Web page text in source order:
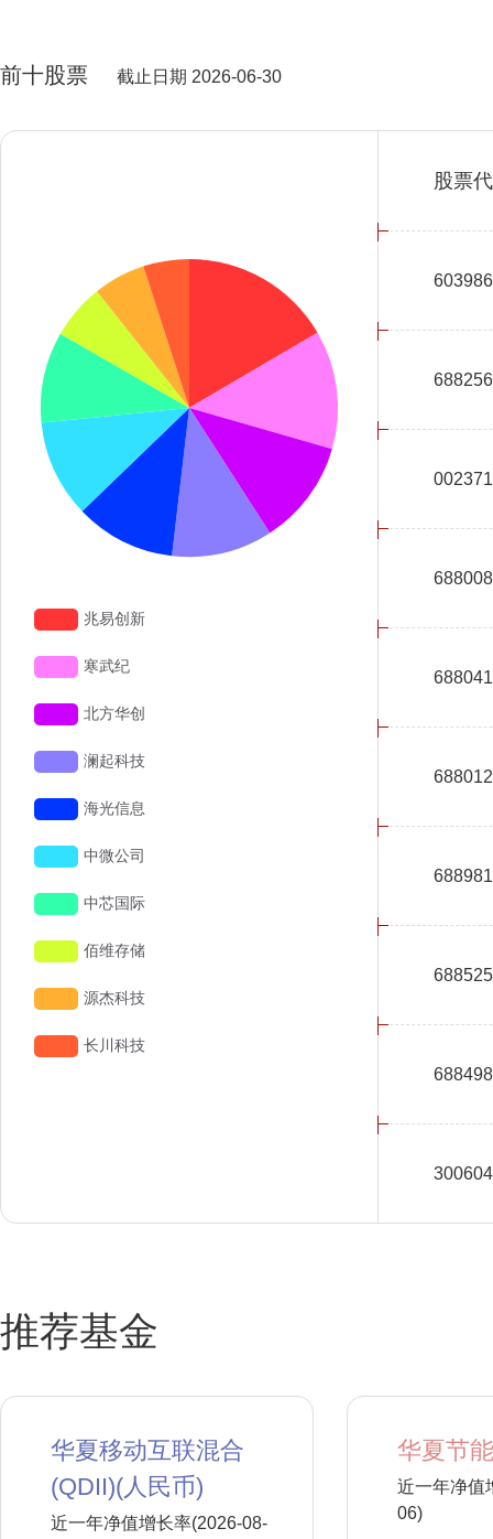
前十股票 截止日期 2026-06-30
股票
603986
688256
002371
688008
688041
688012
688981
688525
688498
300604
推荐基金
华夏移动互联混合
(QDII)(人民币)
近一年净值增长率(2026-08-
华夏节
近一年净值
06)